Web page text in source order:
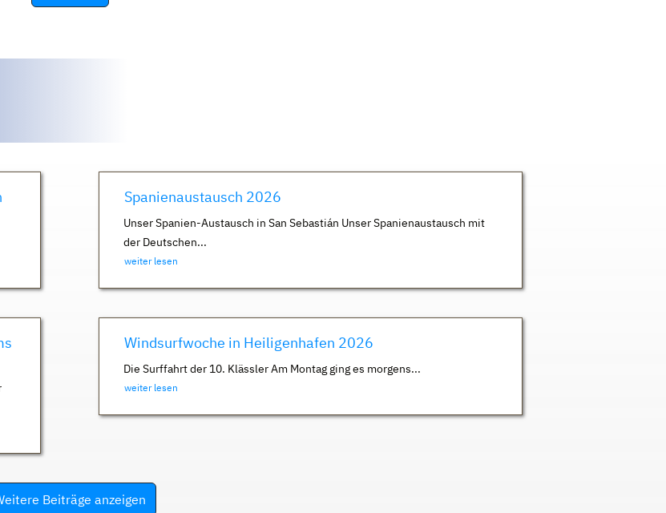
Spanienaustausch 2026
Unser Spanien-Austausch in San Sebastián Unser Spanienaustausch mit
der Deutschen...
weiter lesen
Windsurfwoche in Heiligenhafen 2026
Die Surffahrt der 10. Klässler Am Montag ging es morgens...
weiter lesen
Beiträge anzeigen